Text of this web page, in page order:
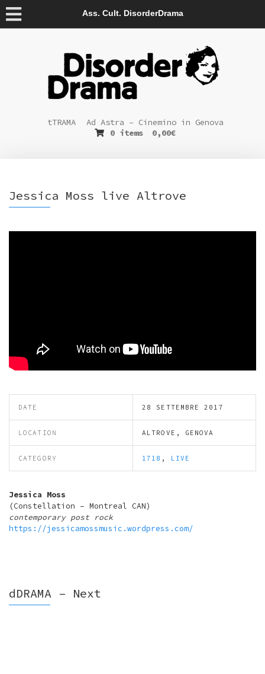
Ass. Cult. DisorderDrama
tTRAMA
Ad Astra – Cinemino in Genova
0 items
0,00€
Jessica Moss live Altrove
DATE 28 SETTEMBRE 2017
LOCATION ALTROVE, GENOVA
CATEGORY 1718 , LIVE
Jessica Moss
(Constellation – Montreal CAN)
contemporary post rock
https://jessicamossmusic.wordpress.com/
dDRAMA – Next